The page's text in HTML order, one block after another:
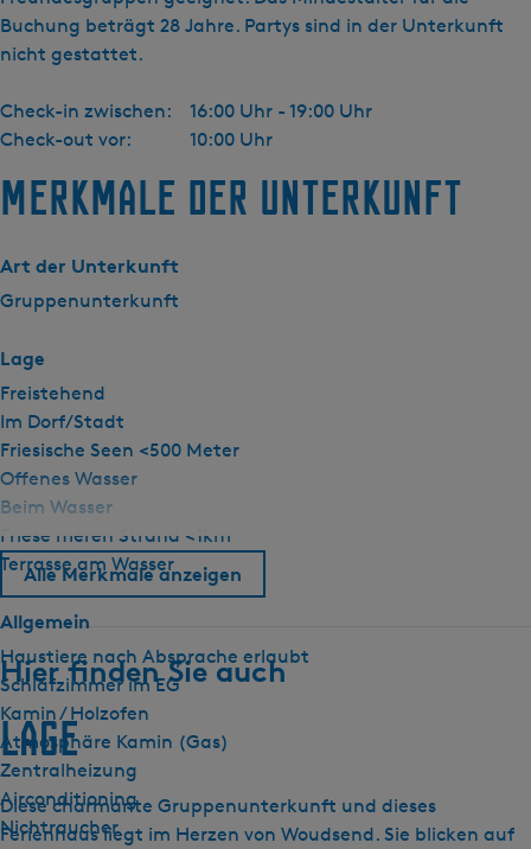
Buchung beträgt 28 Jahre. Partys sind in der Unterkunft
nicht gestattet.
Check-in zwischen:
16:00 Uhr - 19:00 Uhr
Check-out vor:
10:00 Uhr
Merkmale der Unterkunft
Art der Unterkunft
Gruppenunterkunft
Lage
Freistehend
Im Dorf/Stadt
Friesische Seen <500 Meter
Offenes Wasser
Beim Wasser
Friese meren Strand <1km
Terrasse am Wasser
Allgemein
Haustiere nach Absprache erlaubt
Schlafzimmer im EG
Kamin / Holzofen
Atmosphäre Kamin (Gas)
Zentralheizung
Airconditioning
Nichtraucher
Alle Merkmale anzeigen
Hier finden Sie auch
Lage
Diese charmante Gruppenunterkunft und dieses
Ferienhaus liegt im Herzen von Woudsend. Sie blicken auf